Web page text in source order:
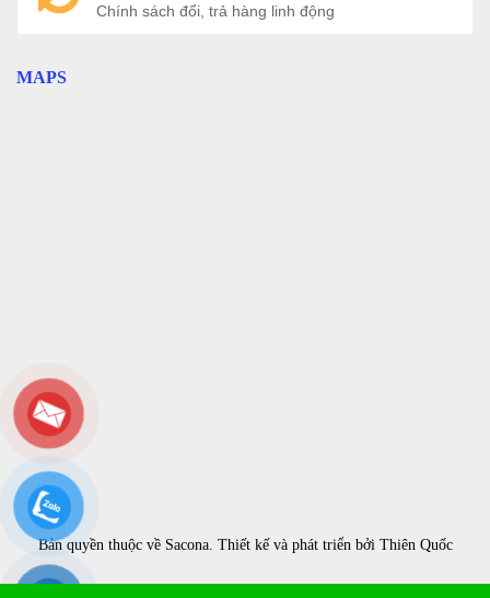
Chính sách đổi, trả hàng linh động
MAPS
Bản quyền thuộc về Sacona. Thiết kế và phát triển bởi Thiên Quốc